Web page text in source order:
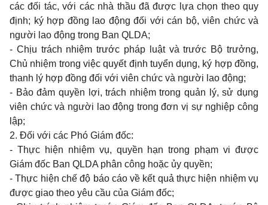
các đối tác, với các nhà thầu đã được lựa chọn theo quy
định; ký hợp đồng lao động đối với cán bộ, viên chức và
người ao động trong Ban QLDA;
- Chịu trách nhiệm trước pháp luật và trước Bộ trưởng,
Chủ nhiệm trong việc quyết định tuyển dụng, ký hợp đồng,
thanh lý hợp đồng đối với viên chức và người lao động;
- Bảo đảm quyền lợi, trách nhiệm trong quản lý, sử dụng
viên chức và người lao động trong đơn vị sự nghiệp công
lập;
2. Đối với các Phó Giám đốc:
- Thực hiện nhiệm vụ, quyền hạn trong phạm vi được
Giám đốc Ban QLDA phân công hoặc ủy quyền;
- Thực hiện chế độ báo cáo về kết quả thực hiện nhiệm vụ
được giao theo yêu cầu của Giám đốc;